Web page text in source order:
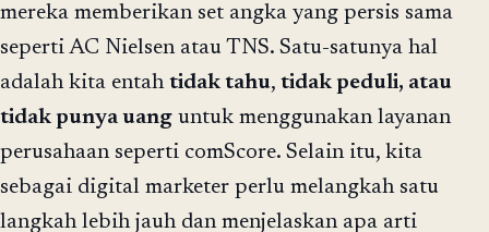
mereka memberikan set angka yang persis sama
seperti AC Nielsen atau TNS. Satu-satunya hal
adalah kita entah tidak tahu, tidak peduli, atau
tidak punya uang untuk menggunakan layanan
perusahaan seperti comScore. Selain itu, kita
sebagai digital marketer perlu melangkah satu
langkah lebih jauh dan menjelaskan apa arti